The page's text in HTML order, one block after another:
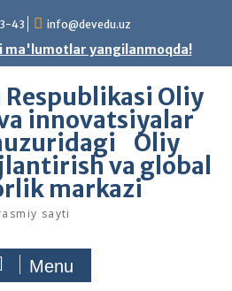
43 info@devedu.uz
ma'lumotlar yangilanmoqda!
Respublikasi Oliy
innovatsiyalar
Oliy
va global
markazi
sayti
Menu